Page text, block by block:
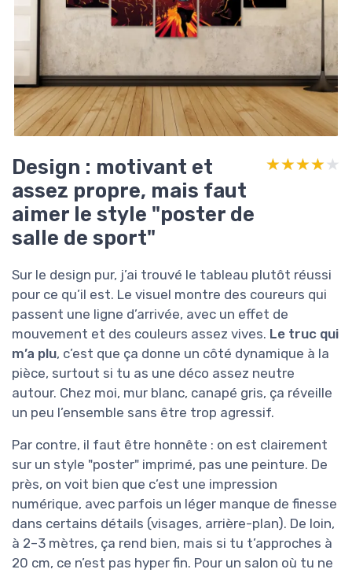
Design : motivant et
assez propre, mais faut
aimer le style "poster de
salle de sport"
★★★★★
★★★★★
Sur le design pur, j’ai trouvé le tableau plutôt réussi
pour ce qu’il est. Le visuel montre des coureurs qui
passent une ligne d’arrivée, avec un effet de
mouvement et des couleurs assez vives. Le truc qui
m’a plu, c’est que ça donne un côté dynamique à la
pièce, surtout si tu as une déco assez neutre
autour. Chez moi, mur blanc, canapé gris, ça réveille
un peu l’ensemble sans être trop agressif.
Par contre, il faut être honnête : on est clairement
sur un style "poster" imprimé, pas une peinture. De
près, on voit bien que c’est une impression
numérique, avec parfois un léger manque de finesse
dans certains détails (visages, arrière-plan). De loin,
à 2–3 mètres, ça rend bien, mais si tu t’approches à
20 cm, ce n’est pas hyper fin. Pour un salon où tu ne